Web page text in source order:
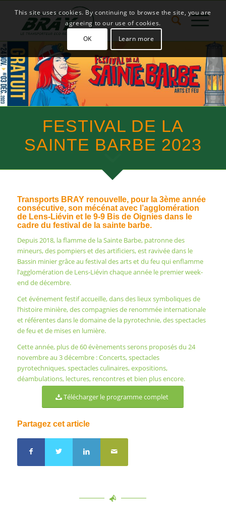
FESTIVAL DE LA
SAINTE BARBE 2023
Transports BRAY renouvelle, pour la 3ème année
consécutive, son mécénat avec l’agglomération
de Lens-Liévin et le 9-9 Bis de Oignies dans le
cadre du festival de la sainte barbe.
Depuis 2018, la flamme de la Sainte Barbe, patronne des
mineurs, des pompiers et des artificiers, est ravivée dans le
Bassin minier grâce au festival des arts et du feu qui enflamme
l’agglomération de Lens-Liévin chaque année le premier week-
end de décembre.
Cet événement festif accueille, dans des lieux symboliques de
l’histoire minière, des compagnies de renommée internationale
et référentes dans le domaine de la pyrotechnie, des spectacles
de feu et de mises en lumière.
Cette année, plus de 60 évènements serons proposés du 24
novembre au 3 décembre : Concerts, spectacles
pyrotechniques, spectacles culinaires, expositions,
déambulations, lectures, rencontres et bien plus encore.
Télécharger le programme complet
Partagez cet article
This site uses cookies. By continuing to browse the site, you are
agreeing to our use of cookies.
OK
Learn more